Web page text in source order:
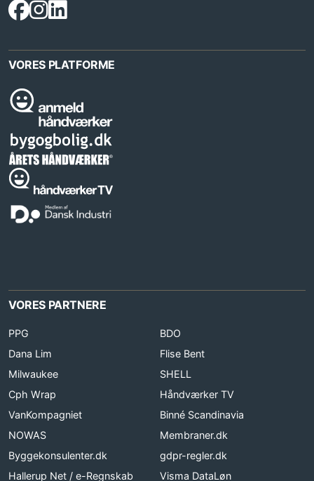
VORES PLATFORME
VORES PARTNERE
PPG
BDO
Dana Lim
Flise Bent
Milwaukee
SHELL
Cph Wrap
Håndværker TV
VanKompagniet
Binné Scandinavia
NOWAS
Membraner.dk
Byggekonsulenter.dk
gdpr-regler.dk
Hallerup Net / e-Regnskab
Visma DataLøn